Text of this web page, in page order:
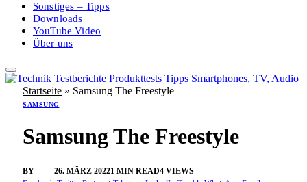
Sonstiges – Tipps
Downloads
YouTube Video
Über uns
Startseite » Samsung The Freestyle
SAMSUNG
Samsung The Freestyle
BY 26. MÄRZ 20221 MIN READ4 VIEWS